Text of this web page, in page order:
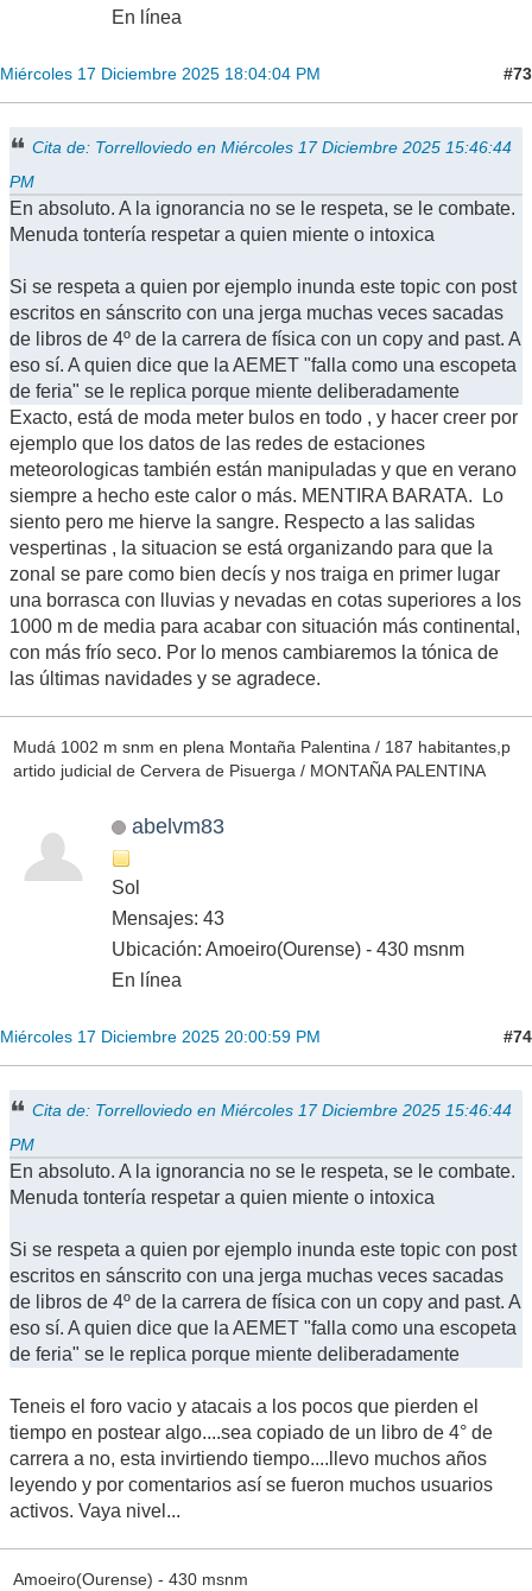
En línea
Miércoles 17 Diciembre 2025 18:04:04 PM #73
Cita de: Torrelloviedo en Miércoles 17 Diciembre 2025 15:46:44
PM
En absoluto. A la ignorancia no se le respeta, se le combate.
Menuda tontería respetar a quien miente o intoxica
Si se respeta a quien por ejemplo inunda este topic con post
escritos en sánscrito con una jerga muchas veces sacadas
de libros de 4º de la carrera de física con un copy and past. A
eso sí. A quien dice que la AEMET "falla como una escopeta
de feria" se le replica porque miente deliberadamente
Exacto, está de moda meter bulos en todo , y hacer creer por
ejemplo que los datos de las redes de estaciones
meteorologicas también están manipuladas y que en verano
siempre a hecho este calor o más. MENTIRA BARATA. Lo
siento pero me hierve la sangre. Respecto a las salidas
vespertinas , la situacion se está organizando para que la
zonal se pare como bien decís y nos traiga en primer lugar
una borrasca con lluvias y nevadas en cotas superiores a los
1000 m de media para acabar con situación más continental,
con más frío seco. Por lo menos cambiaremos la tónica de
las últimas navidades y se agradece.
Mudá 1002 m snm en plena Montaña Palentina / 187 habitantes,p
artido judicial de Cervera de Pisuerga / MONTAÑA PALENTINA
abelvm83
Sol
Mensajes: 43
Ubicación: Amoeiro(Ourense) - 430 msnm
En línea
Miércoles 17 Diciembre 2025 20:00:59 PM #74
Cita de: Torrelloviedo en Miércoles 17 Diciembre 2025 15:46:44
PM
En absoluto. A la ignorancia no se le respeta, se le combate.
Menuda tontería respetar a quien miente o intoxica
Si se respeta a quien por ejemplo inunda este topic con post
escritos en sánscrito con una jerga muchas veces sacadas
de libros de 4º de la carrera de física con un copy and past. A
eso sí. A quien dice que la AEMET "falla como una escopeta
de feria" se le replica porque miente deliberadamente
Teneis el foro vacio y atacais a los pocos que pierden el
tiempo en postear algo....sea copiado de un libro de 4° de
carrera a no, esta invirtiendo tiempo....llevo muchos años
leyendo y por comentarios así se fueron muchos usuarios
activos. Vaya nivel...
Amoeiro(Ourense) - 430 msnm